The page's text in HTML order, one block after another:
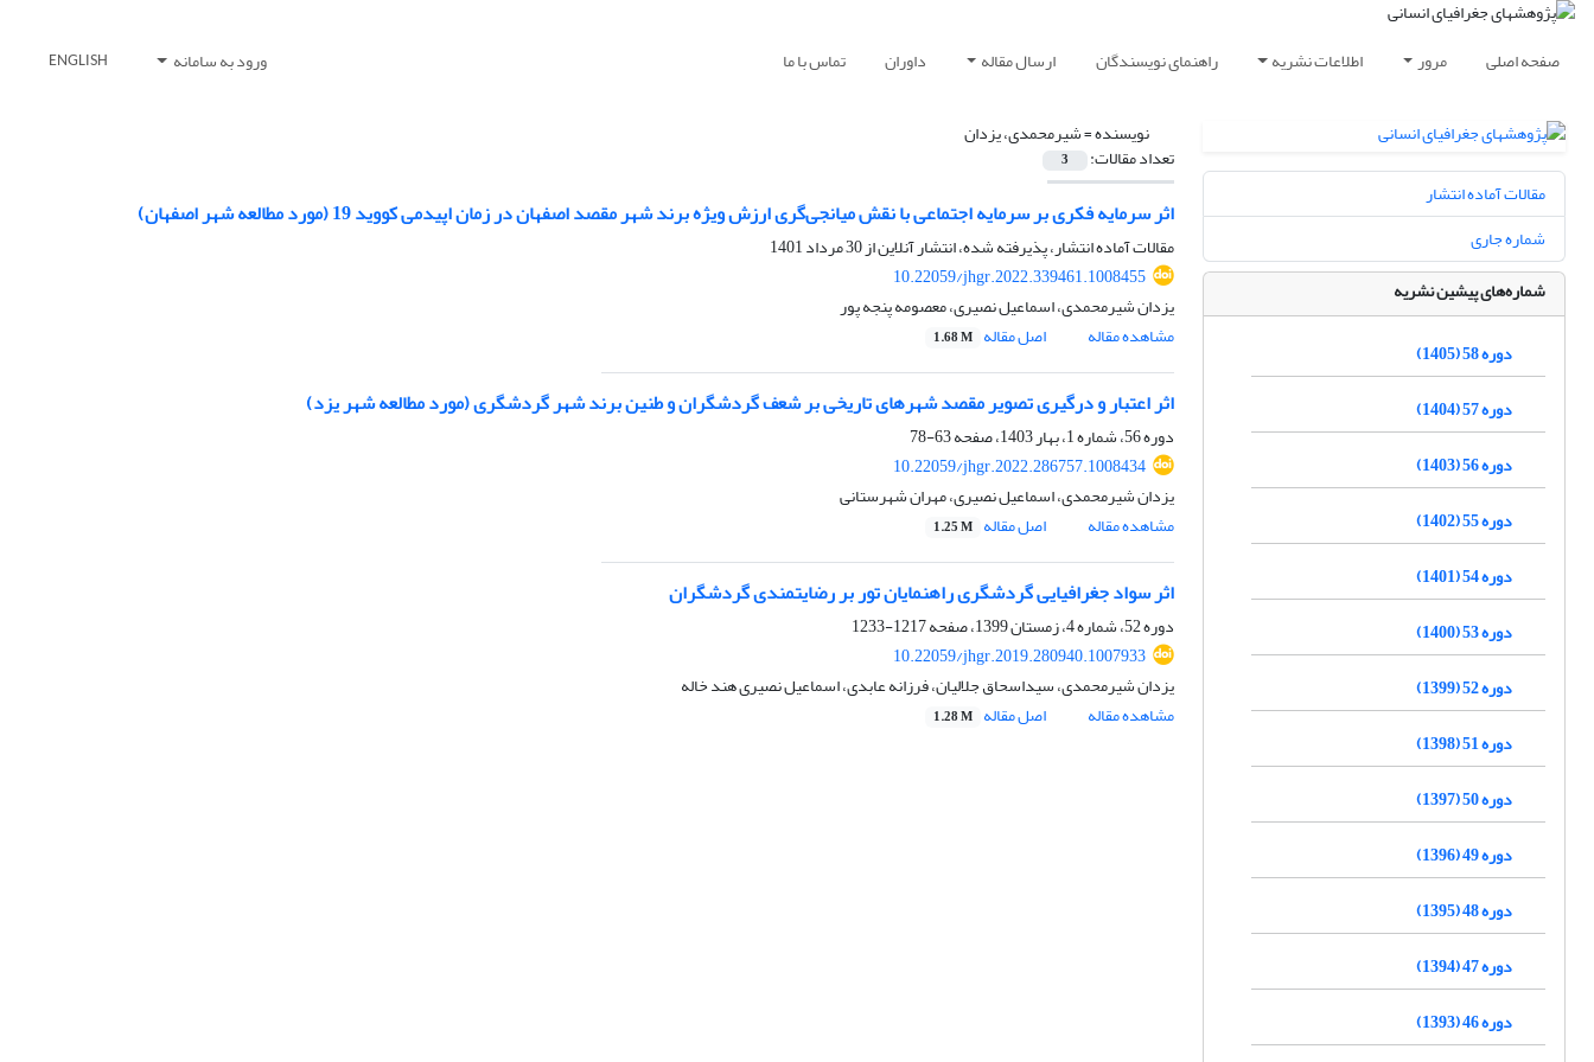
صفحه اصلی مرور اطلاعات نشریه راهنمای نویسندگان ارسال مقاله داوران تماس با ما ورود به سامانه ENGLISH
نویسنده =شیرمحمدی، یزدان
تعداد مقالات: 3
اثر سرمایه فکری بر سرمایه اجتماعی با نقش میانجی‌گری ارزش ویژه برند شهر مقصد اصفهان در زمان اپیدمی کووید 19 (مورد مطالعه شهر اصفهان)
مقالات آماده انتشار، پذیرفته شده، انتشار آنلاین از30 مرداد 1401
10.22059/jhgr.2022.339461.1008455
یزدان شیرمحمدی، اسماعیل نصیری، معصومه پنجه پور
مشاهده مقاله
اصل مقاله 1.68 M
اثر اعتبار و درگیری تصویر مقصد شهرهای تاریخی بر شعف گردشگران و طنین برند شهر گردشگری (مورد مطالعه شهر یزد)
دوره 56، شماره 1، بهار 1403، صفحه
63-78
10.22059/jhgr.2022.286757.1008434
یزدان شیرمحمدی، اسماعیل نصیری، مهران شهرستانی
مشاهده مقاله
اصل مقاله 1.25 M
اثر سواد جغرافیایی گردشگری راهنمایان تور بر رضایتمندی گردشگران
دوره 52، شماره 4، زمستان 1399، صفحه
1217-1233
10.22059/jhgr.2019.280940.1007933
یزدان شیرمحمدی، سیداسحاق جلالیان، فرزانه عابدی، اسماعیل نصیری هند خاله
مشاهده مقاله
اصل مقاله 1.28 M
مقالات آماده انتشار
شماره جاری
شماره‌های پیشین نشریه
دوره 58 (1405)
دوره 57 (1404)
دوره 56 (1403)
دوره 55 (1402)
دوره 54 (1401)
دوره 53 (1400)
دوره 52 (1399)
دوره 51 (1398)
دوره 50 (1397)
دوره 49 (1396)
دوره 48 (1395)
دوره 47 (1394)
دوره 46 (1393)